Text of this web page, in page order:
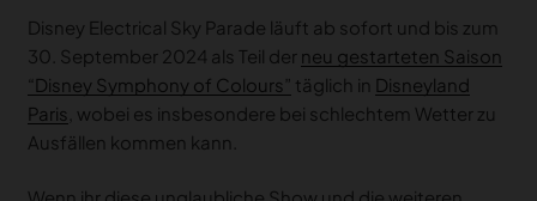
Disney Electrical Sky Parade läuft ab sofort und bis zum
30. September 2024 als Teil der neu gestarteten Saison
“Disney Symphony of Colours” täglich in Disneyland
Paris , wobei es insbesondere bei schlechtem Wetter zu
Ausfällen kommen kann.